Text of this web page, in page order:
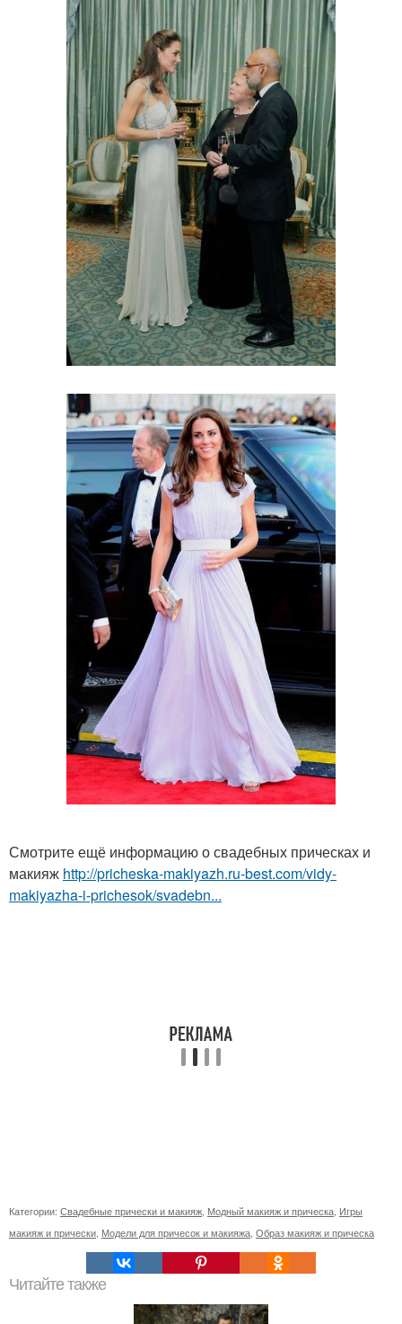
Смотрите ещё информацию о свадебных прическах и
макияж http://pricheska-makiyazh.ru-best.com/vidy-
makiyazha-i-prichesok/svadebn...
Категории: Свадебные прически и макияж Модный макияж и прическа Игры
макияж и прически Модели для причесок и макияжа Образ макияж и прическа
Читайте также